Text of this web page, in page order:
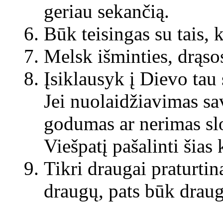
geriau sekančią.
Būk teisingas su tais,
Melsk išminties,
Įsiklausyk į Dievo tau
Jei nuolaidžiavimas
godumas ar nerimas
Viešpatį pašalinti šias
Tikri draugai
draugų, pats būk